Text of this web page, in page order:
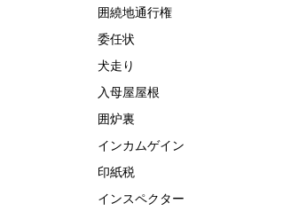
囲繞地通行権
委任状
犬走り
入母屋屋根
囲炉裏
インカムゲイン
印紙税
インスペクター